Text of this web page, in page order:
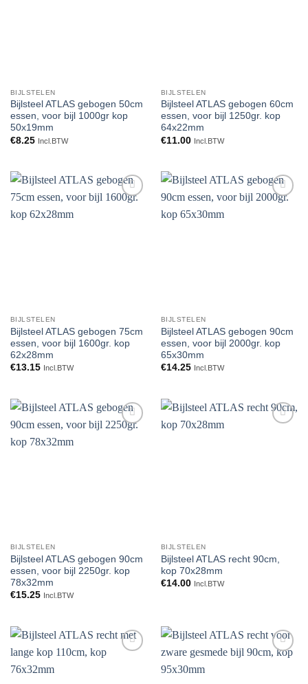
BIJLSTELEN
Bijlsteel ATLAS gebogen 50cm
essen, voor bijl 1000gr kop
50x19mm
€8.25 Incl.BTW
BIJLSTELEN
Bijlsteel ATLAS gebogen 60cm
essen, voor bijl 1250gr. kop
64x22mm
€11.00 Incl.BTW
BIJLSTELEN
Bijlsteel ATLAS gebogen 75cm
essen, voor bijl 1600gr. kop
62x28mm
€13.15 Incl.BTW
BIJLSTELEN
Bijlsteel ATLAS gebogen 90cm
essen, voor bijl 2000gr. kop
65x30mm
€14.25 Incl.BTW
BIJLSTELEN
Bijlsteel ATLAS gebogen 90cm
essen, voor bijl 2250gr. kop
78x32mm
€15.25 Incl.BTW
BIJLSTELEN
Bijlsteel ATLAS recht 90cm,
kop 70x28mm
€14.00 Incl.BTW
Toevoegen
Toevoegen